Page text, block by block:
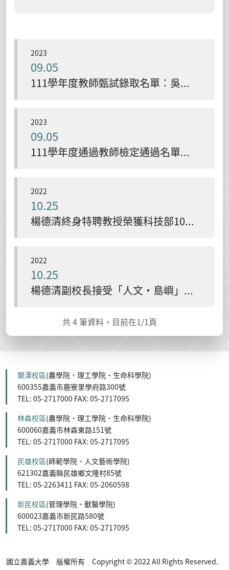
2023
09.05
111學年度教師甄試錄取名單：吳竣淵/嘉義縣梅山鄉太平國小、張書瑋/嘉義縣竹崎鄉中興國小、林靖芳/桃園縣桃園區 東門國小、凌珮瑜/高雄市新興區信義國小、范雅婷/新北市樹林區桃子腳國中小、王瑞宇/ 新北市樹林區彭福國小、劉華階/新北市新莊區興化國小、徐琨淋/嘉義市小雅國小、童皆諭/桃園縣平鎮區新勢國小、呂定儒/台東縣池上鄉萬安國小(含振興分校)、徐亦礽/新北市國小、黃奕姉/高雄市大樹區水寮國小/新北市新莊區民安國小
2023
09.05
111學年度通過教師檢定通過名單：小教：江旻潔(碩專班) / 中教：林威志、楊宗宜、蕭毓頻(以上碩士班)、蘇源翔(碩專班)
2022
10.25
楊德清終身特聘教授榮獲科技部104年度及108年度傑出研究獎
2022
10.25
楊德清副校長接受「人文‧島嶼」專訪-談臺灣中小學數學課本發生了什麼事？
共4 筆資料，目前在1/1頁
蘭潭校區(農學院、理工學院、生命科學院)
600355嘉義市鹿寮里學府路300號
TEL: 05-2717000 FAX: 05-2717095
林森校區(農學院、理工學院、生命科學院)
600060嘉義市林森東路151號
TEL: 05-2717000 FAX: 05-2717095
民雄校區(師範學院、人文藝術學院)
621302嘉義縣民雄鄉文隆村85號
TEL: 05-2263411 FAX: 05-2060598
新民校區(管理學院、獸醫學院)
600023嘉義市新民路580號
TEL: 05-2717000 FAX: 05-2717095
國立嘉義大學 版權所有 Copyright © 2022 All Rights Reserved.